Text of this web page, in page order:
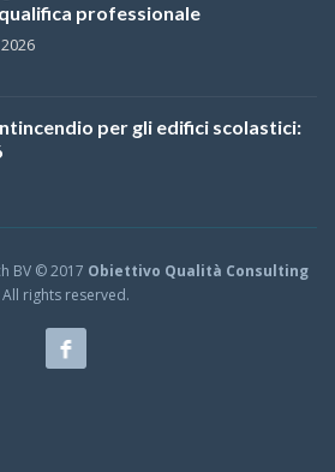
professionale
per gli edifici scolastici:
BV © 2017 Obiettivo Qualità Consulting
All rights reserved.